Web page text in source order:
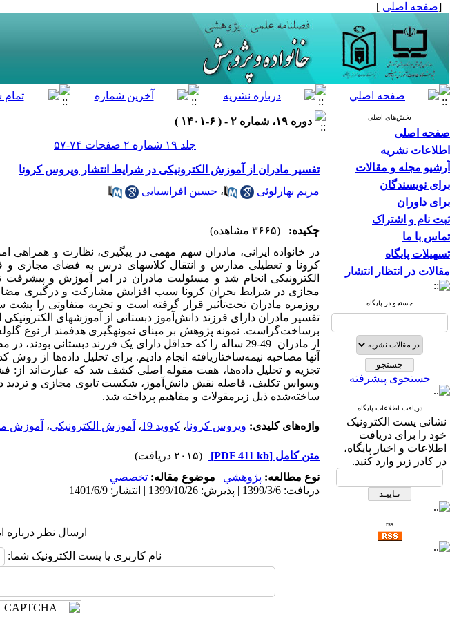
[صفحه اصلی ]
بخش‌های اصلی
صفحه اصلی
اطلاعات نشریه
آرشیو مجله و مقالات
برای نویسندگان
برای داوران
ثبت نام و اشتراک
تماس با ما
تسهیلات پایگاه
مقالات در انتظار انتشار
جستجو در پایگاه
جستجوی پیشرفته
دریافت اطلاعات پایگاه
نشانی پست الکترونیک
خود را برای دریافت
اطلاعات و اخبار پایگاه،
در کادر زیر وارد کنید.
rss
دوره ۱۹، شماره ۲ - ( ۶-۱۴۰۱ )
جلد ۱۹ شماره ۲ صفحات ۷۴-۵۷
تفسیر مادران از آموزش الکترونیکی در شرایط انتشار ویروس کرونا
مریم بهارلوئی
، حسین افراسیابی
چکیده:
(۳۶۶۵ مشاهده)
در خانواده ایرانی، مادران سهم مهمی در پیگیری، نظارت و همراهی
کرونا و تعطیلی مدارس و انتقال کلاسهای درس به فضای مجازی
الکترونیکی انجام شد و مسئولیت مادران در امر آموزش و پیشرفت
مجازی در شرایط بحران کرونا سبب افزایش مشارکت و درگیری
روزمره مادران تحت­‌تأثیر قرار گرفته است و تجربه متفاوتی را
تفسیر مادران دارای فرزند دانش‌­آموز دبستانی از آموزشهای
از مادران 49-29 ساله را که حداقل دارای یک فرزند دبستانی
آنها مصاحبه نیمه‌­ساختاریافته انجام دادیم. برای تحلیل داده‌­ها از
تجزیه و تحلیل داده‌­ها، هفت مقوله اصلی کشف شد که عبارت­‌اند از:
وسواس تکلیف، فاصله نقش دانش­‌آموز، شکست تابوی مجازی و تردید
ساخته­‌شده ذیل زیرمقولات و مفاهیم پرداخته شد.
واژه‌های کلیدی: ویروس کرونا، کووید 19 ، آموزش الکترونیکی، آموزش
متن کامل [PDF 411 kb]
(۲۰۱۵ دریافت)
نوع مطالعه: پژوهشي | موضوع مقاله: تخصصي
دریافت: 1399/3/6 | پذیرش: 1399/10/26 | انتشار: 1401/6/9
ارسال نظر درباره
نام کاربری یا پست الکترونیک شما: